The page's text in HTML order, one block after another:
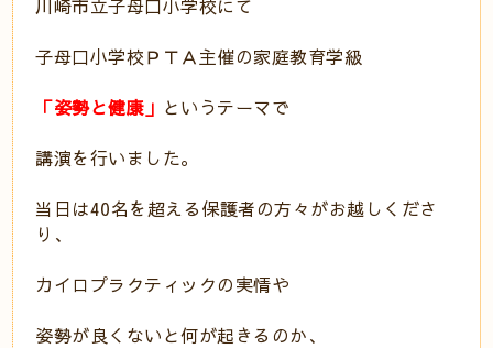
川崎市立子母口小学校にて
子母口小学校ＰＴＡ主催の家庭教育学級
「姿勢と健康」 というテーマで
講演を行いました。
当日は40名を超える保護者の方々がお越しくださ
り、
カイロプラクティックの実情や
姿勢が良くないと何が起きるのか、